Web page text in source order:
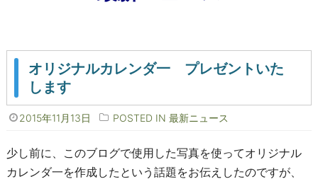
オリジナルカレンダ一 プレゼントいた
します
2015年11月13日 POSTED IN 最新ニュース
少し前に、このブログで使用した写真を使ってオリジナル
カレンダ一を作成したという話題をお伝えしたのですが、